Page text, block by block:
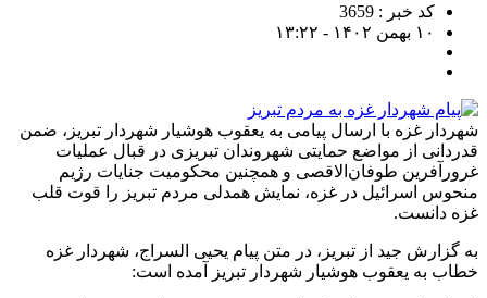
کد خبر : 3659
۱۰ بهمن ۱۴۰۲ - ۱۳:۲۲
شهردار غزه با ارسال پیامی به یعقوب هوشیار شهردار تبریز، ضمن
قدردانی از مواضع حمایتی شهروندان تبریزی‌ در قبال عملیات
غرورآفرین طوفان‌الاقصی و همچنین محکومیت جنایات رژیم
منحوس اسرائیل در غزه، نمایش همدلی مردم تبریز را قوت قلب
غزه دانست.
به گزارش جید از تبریز، در متن پیام یحیی السراج، شهردار غزه
خطاب به یعقوب هوشیار شهردار تبریز آمده است: